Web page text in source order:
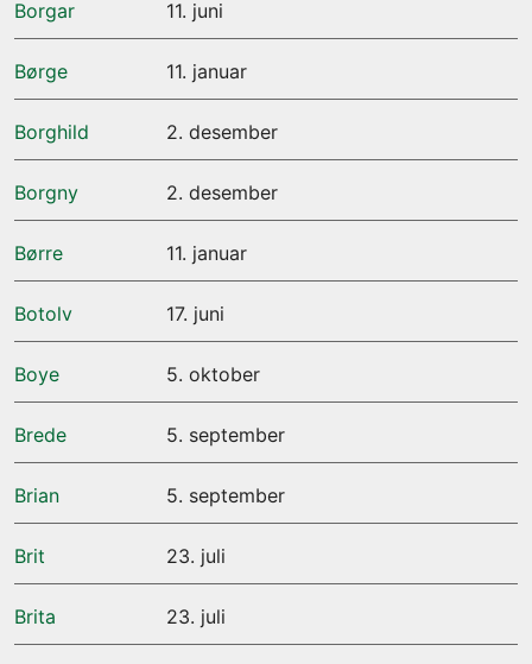
Borgar 11. juni
Børge 11. januar
Borghild 2. desember
Borgny 2. desember
Børre 11. januar
Botolv 17. juni
Boye 5. oktober
Brede 5. september
Brian 5. september
Brit 23. juli
Brita 23. juli